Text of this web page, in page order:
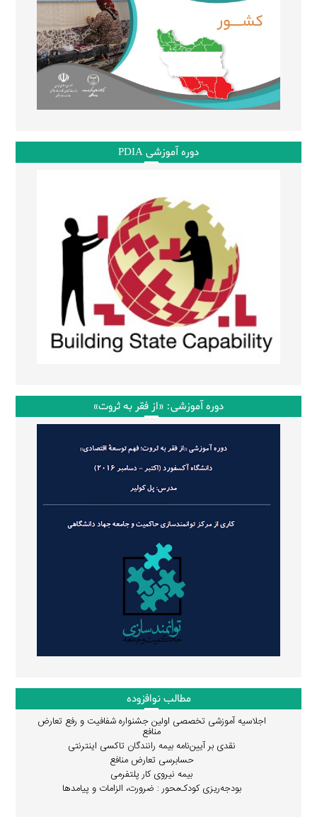
دوره آموزشی PDIA
دوره آموزشی: «از فقر به ثروت»
مطالب نوافزوده
اجلاسیه آموزشی تخصصی اولین جشنواره شفافیت و رفع تعارض
منافع
نقدی بر آیین‌نامه بیمه رانندگان تاکسی اینترنتی
حسابرسی تعارض منافع
بیمه نیروی کار پلتفرمی
بودجه‌ریزی کودک‌محور : ضرورت، الزامات و پیامدها